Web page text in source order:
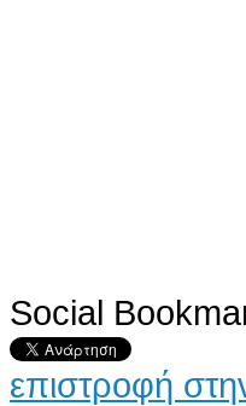
Social
επιστροφή